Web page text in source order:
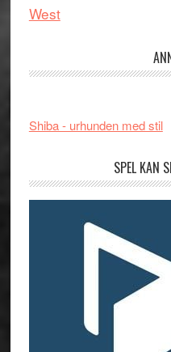
West
Shiba - urhunden med stil
SPEL KAN